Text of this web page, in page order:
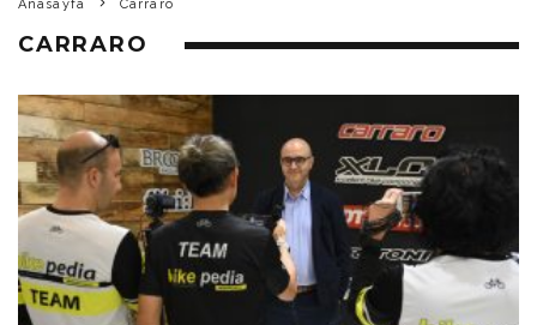
Anasayfa Carraro
CARRARO